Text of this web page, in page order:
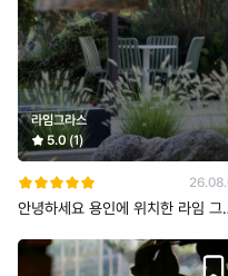
라임그라스
5.0 (1)
안녕하세요 용인에 위치한 라임 그
창